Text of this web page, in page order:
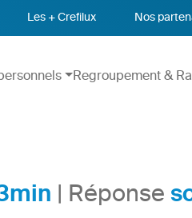
Les + Crefilux Nos
Regroupement &
| Réponse